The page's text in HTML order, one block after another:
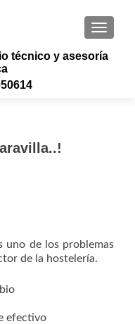
técnico y asesoría
uno de los problemas
de la hostelería.
efectivo